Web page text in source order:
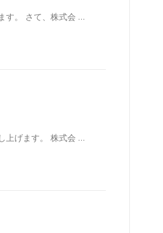
す。 さて、株式会 …
上げます。 株式会 …